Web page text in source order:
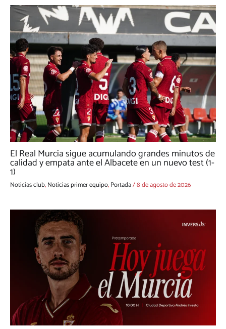
El Real Murcia sigue acumulando grandes minutos de
calidad y empata ante el Albacete en un nuevo test (1-
1)
Noticias club,Noticias primer equipo,Portada/8 de agosto de 2026